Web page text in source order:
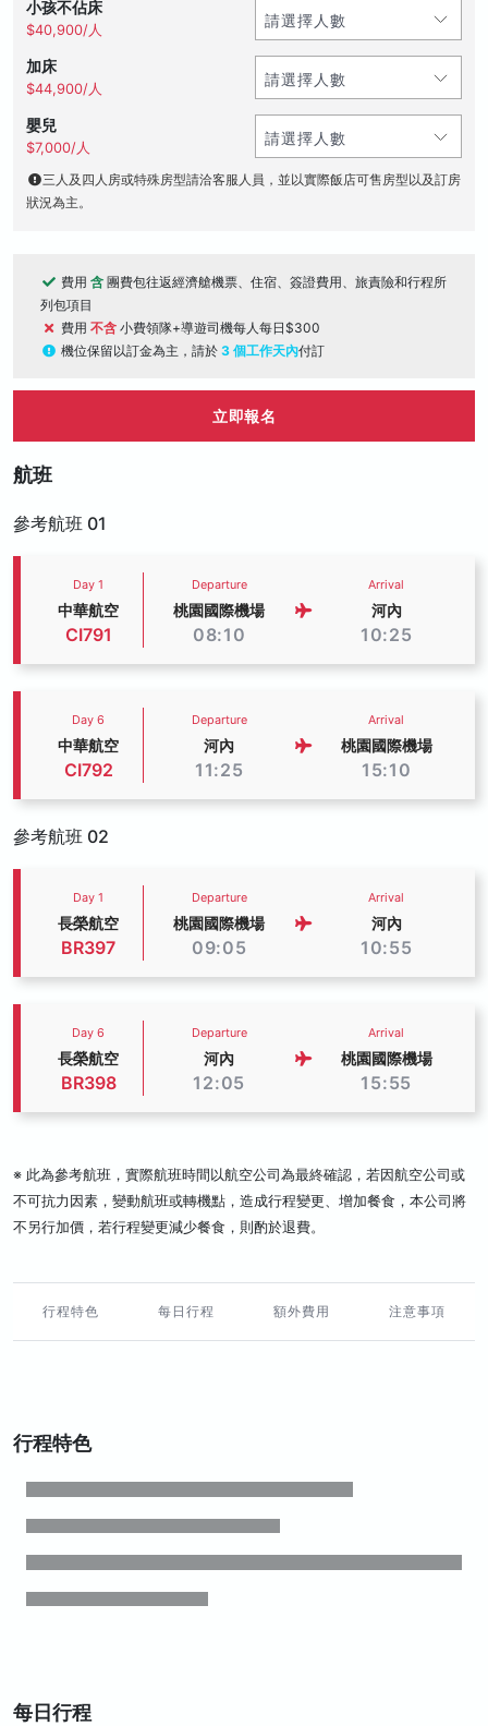
小孩不佔床
$40,900/人
加床
$44,900/人
嬰兒
$7,000/人
三人及四人房或特殊房型請洽客服人員，並以實際飯店可售房型以及訂房
狀況為主。
費用 含 團費包往返經濟艙機票、住宿、簽證費用、旅責險和行程所
列包項目
費用 不含 小費領隊+導遊司機每人每日$300
機位保留以訂金為主，請於 3 個工作天內付訂
立即報名
航班
參考航班 01
Day 1
中華航空
CI791
Departure
桃園國際機場
08:10
Arrival
河內
10:25
Day 6
中華航空
CI792
Departure
河內
11:25
Arrival
桃園國際機場
15:10
參考航班 02
Day 1
長榮航空
BR397
Departure
桃園國際機場
09:05
Arrival
河內
10:55
Day 6
長榮航空
BR398
Departure
河內
12:05
Arrival
桃園國際機場
15:55
※ 此為參考航班，實際航班時間以航空公司為最終確認，若因航空公司或
不可抗力因素，變動航班或轉機點，造成行程變更、增加餐食，本公司將
不另行加價，若行程變更減少餐食，則酌於退費。
行程特色 每日行程 額外費用 注意事項
行程特色
每日行程